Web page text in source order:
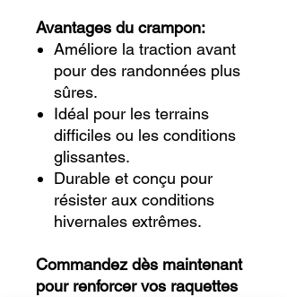
Avantages du crampon:
Améliore la traction avant
pour des randonnées plus
sûres.
Idéal pour les terrains
difficiles ou les conditions
glissantes.
Durable et conçu pour
résister aux conditions
hivernales extrêmes.
Commandez dès maintenant
pour renforcer vos raquettes